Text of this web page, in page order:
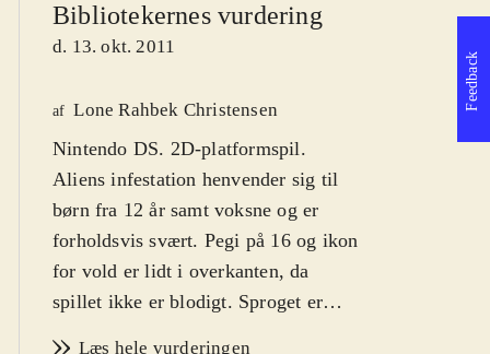
Bibliotekernes vurdering
d. 13. okt. 2011
af Lone Rahbek Christensen
Nintendo DS. 2D-platformspil.
Aliens infestation henvender sig til
børn fra 12 år samt voksne og er
forholdsvis svært. Pegi på 16 og ikon
for vold er lidt i overkanten, da
spillet ikke er blodigt. Sproget er
Læs hele vurderingen
Feedback